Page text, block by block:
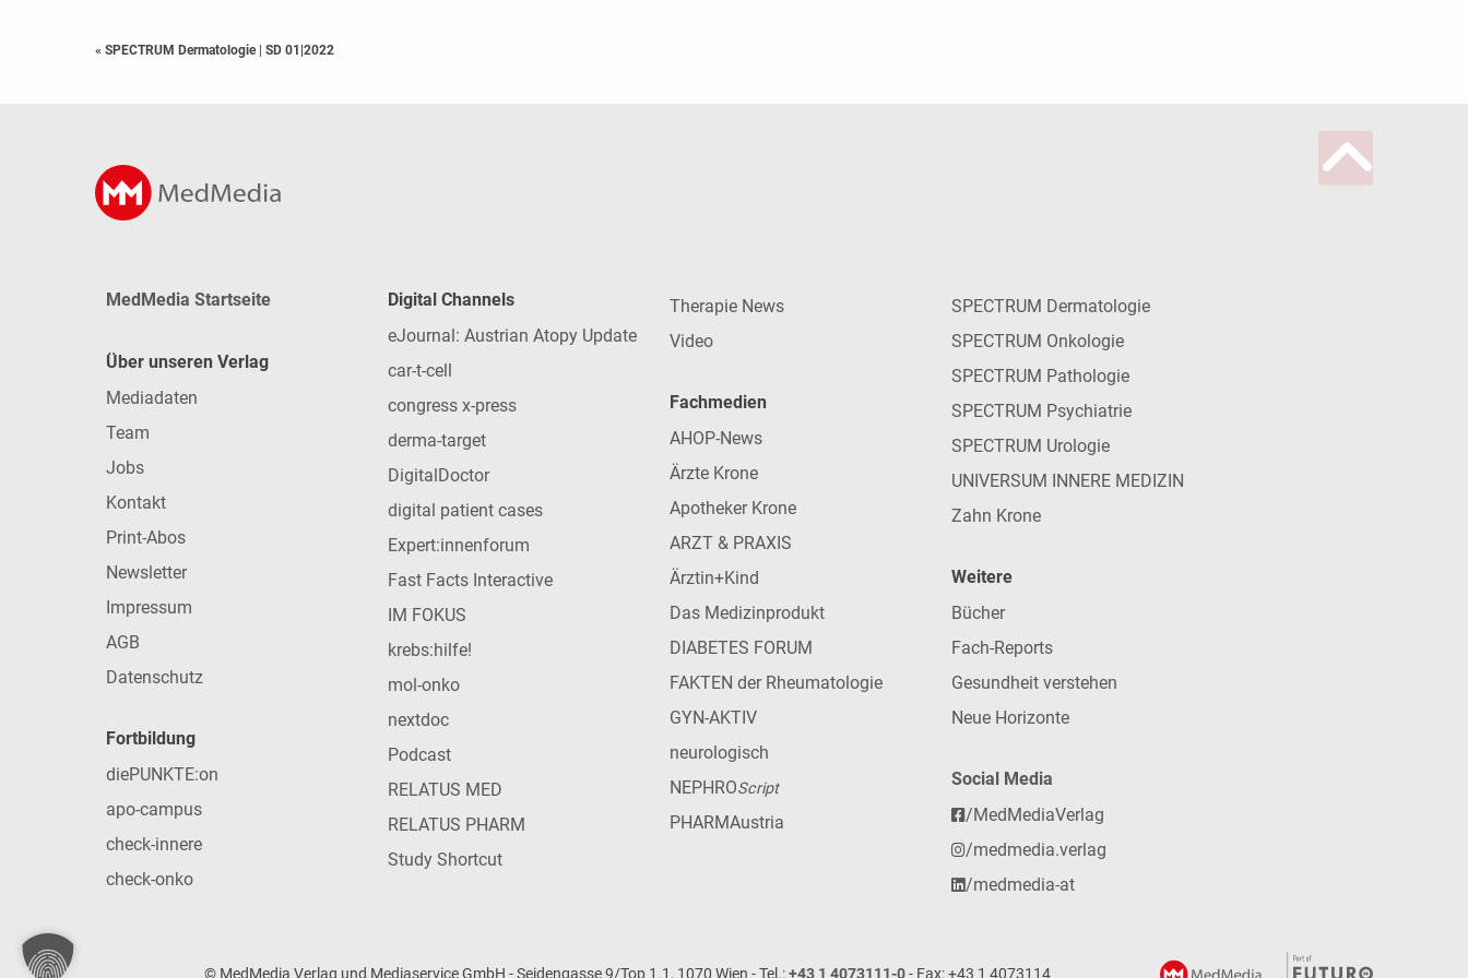
« SPECTRUM Dermatologie | SD 01|2022
MedMedia Startseite
Über unseren Verlag
Mediadaten
Team
Jobs
Kontakt
Print-Abos
Newsletter
Impressum
AGB
Datenschutz
Fortbildung
diePUNKTE:on
apo-campus
check-innere
check-onko
Digital Channels
eJournal: Austrian Atopy Update
car-t-cell
congress x-press
derma-target
DigitalDoctor
digital patient cases
Expert:innenforum
Fast Facts Interactive
IM FOKUS
krebs:hilfe!
mol-onko
nextdoc
Podcast
RELATUS MED
RELATUS PHARM
Study Shortcut
Therapie News
Video
Fachmedien
AHOP-News
Ärzte Krone
Apotheker Krone
ARZT & PRAXIS
Ärztin+Kind
Das Medizinprodukt
DIABETES FORUM
FAKTEN der Rheumatologie
GYN-AKTIV
neurologisch
NEPHROScript
PHARMAustria
SPECTRUM Dermatologie
SPECTRUM Onkologie
SPECTRUM Pathologie
SPECTRUM Psychiatrie
SPECTRUM Urologie
UNIVERSUM INNERE MEDIZIN
Zahn Krone
Weitere
Bücher
Fach-Reports
Gesundheit verstehen
Neue Horizonte
Social Media
/MedMediaVerlag
/medmedia.verlag
/medmedia-at